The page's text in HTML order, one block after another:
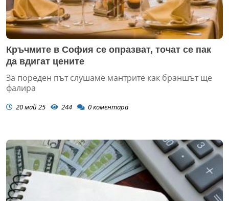
Кръчмите в София се опразват, точат се пак
да вдигат цените
За пореден път слушаме мантрите как браншът ще
фалира
20 май 25 244 0коментара